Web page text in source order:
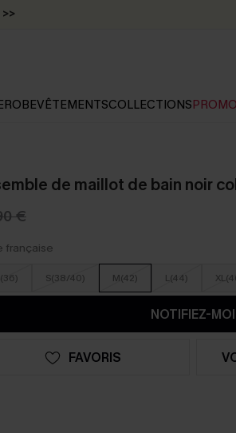
ROBEVÊTEMENTSCOLLECTIONS
de maillot de bain noir
€
française
S(38/40) M(42) L(44)
NOTIFIEZ-MOI
FAVORIS